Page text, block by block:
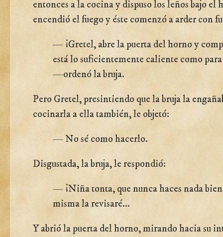
entonces a la cocina y dispuso los leños bajo el
encendió el fuego y éste comenzó a arder con
— ¡Gretel, abre la puerta del horno y
está lo suficientemente caliente como
—ordenó la bruja.
Pero Gretel, presintiendo que la bruja la
cocinarla a ella también, le objetó:
— No sé como hacerlo.
Disgustada, la bruja, le respondió:
— ¡Niña tonta, que nunca haces nada
misma la revisaré...
Y abrió la puerta del horno, mirando hacia su